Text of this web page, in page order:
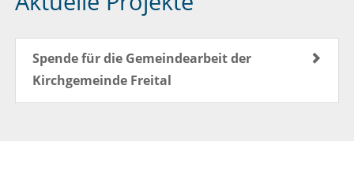
Spende für die Gemeindearbeit der
Kirchgemeinde Freital